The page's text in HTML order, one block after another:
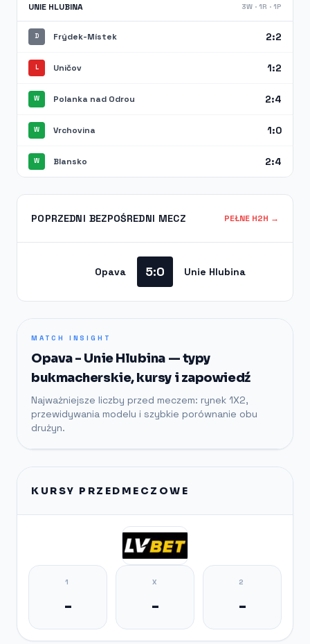
UNIE HLUBINA 3W · 1R · 1P
D Frýdek-Místek 2:2
L Uničov 1:2
W Polanka nad Odrou 2:4
W Vrchovina 1:0
W Blansko 2:4
POPRZEDNI BEZPOŚREDNI MECZ PEŁNE H2H →
Opava 5:0 Unie Hlubina
MATCH INSIGHT
Opava - Unie Hlubina — typy
bukmacherskie, kursy i zapowiedź
Najważniejsze liczby przed meczem: rynek 1X2,
przewidywania modelu i szybkie porównanie obu
drużyn.
KURSY PRZEDMECZOWE
1
-
X
-
2
-